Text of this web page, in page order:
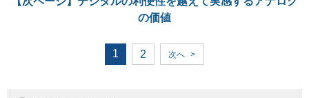
の価値
1 2 次へ >